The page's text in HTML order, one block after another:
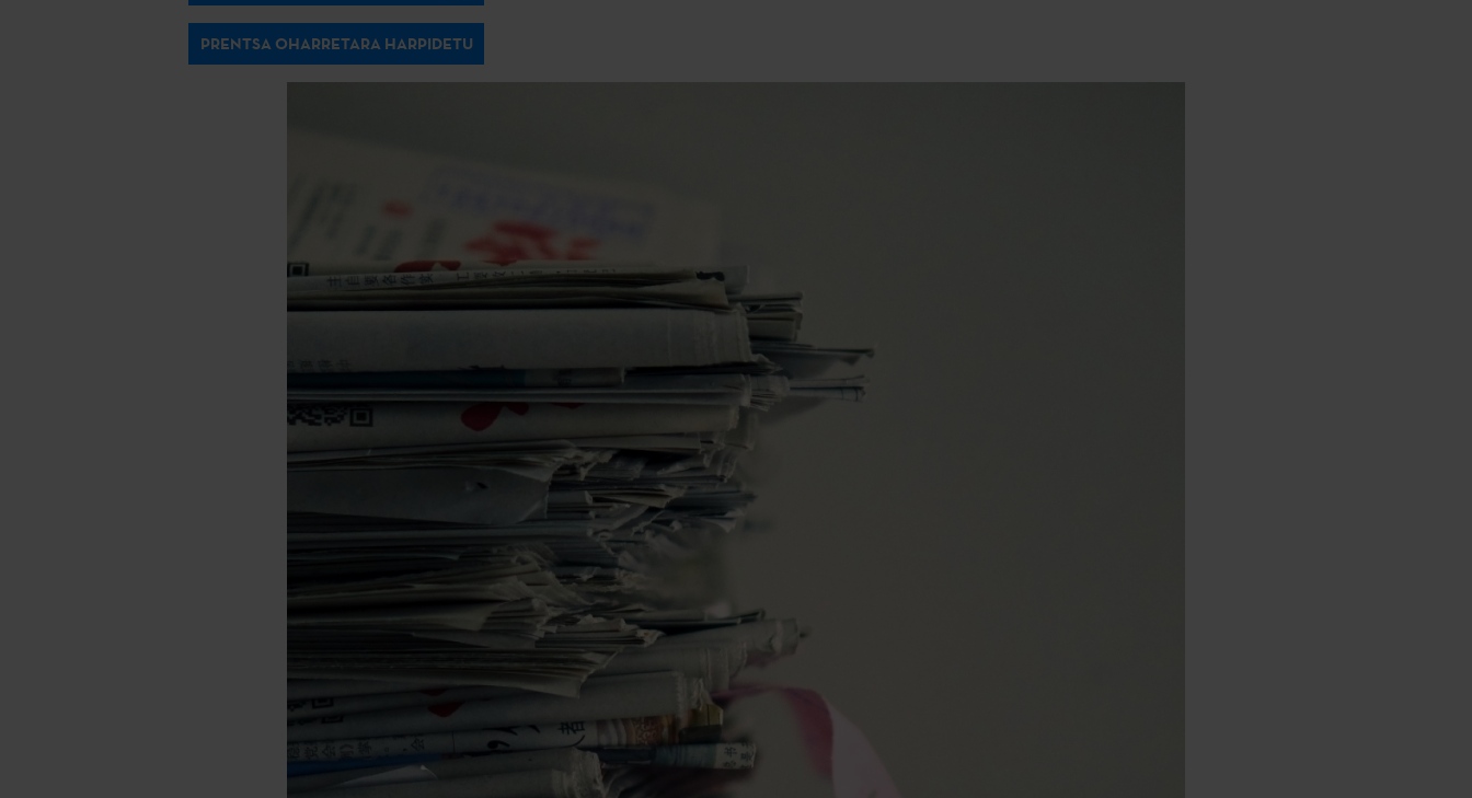
PRENTSA OHARRETARA HARPIDETU